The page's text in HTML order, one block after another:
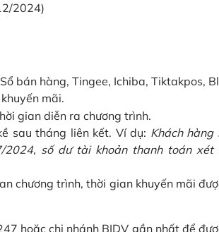
2024)
bán hàng, Tingee, Ichiba, Tiktakpos,
mãi.
gian diễn ra chương trình.
sau tháng liên kết. Ví dụ: Khách hàng
số dư tài khoản thanh toán xét
chương trình, thời gian khuyến mãi
hoặc chi nhánh BIDV gần nhất để